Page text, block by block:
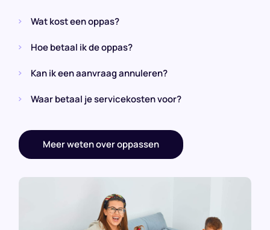
Wat kost een oppas?
Hoe betaal ik de oppas?
Kan ik een aanvraag annuleren?
Waar betaal je servicekosten voor?
Meer weten over oppassen